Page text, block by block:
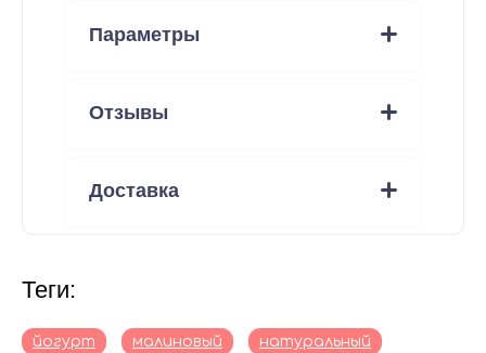
Параметры
Отзывы
Доставка
теги:
йогурт малиновый натуральный